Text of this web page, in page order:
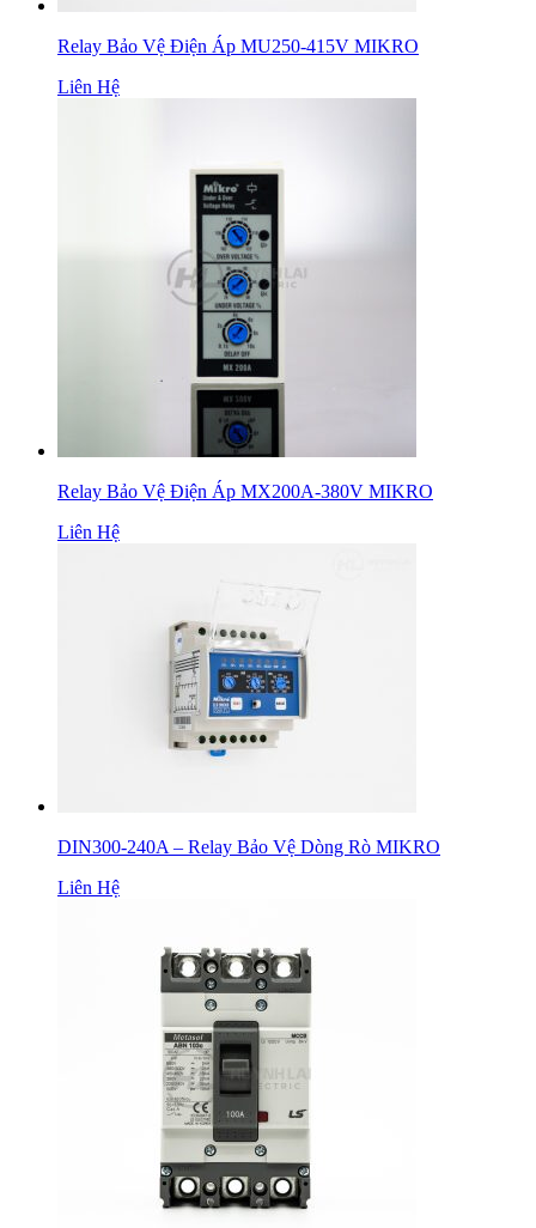
Relay Bảo Vệ Điện Áp MU250-415V MIKRO
Liên Hệ
Relay Bảo Vệ Điện Áp MX200A-380V MIKRO
Liên Hệ
DIN300-240A – Relay Bảo Vệ Dòng Rò MIKRO
Liên Hệ